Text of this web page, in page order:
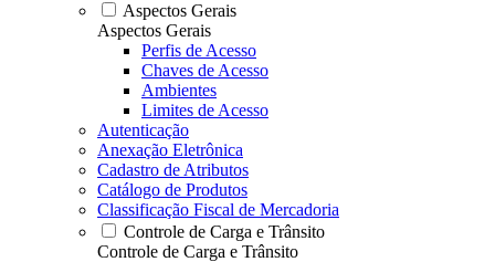
Aspectos Gerais
Aspectos Gerais
Perfis de Acesso
Chaves de Acesso
Ambientes
Limites de Acesso
Autenticação
Anexação Eletrônica
Cadastro de Atributos
Catálogo de Produtos
Classificação Fiscal de Mercadoria
Controle de Carga e Trânsito
Controle de Carga e Trânsito